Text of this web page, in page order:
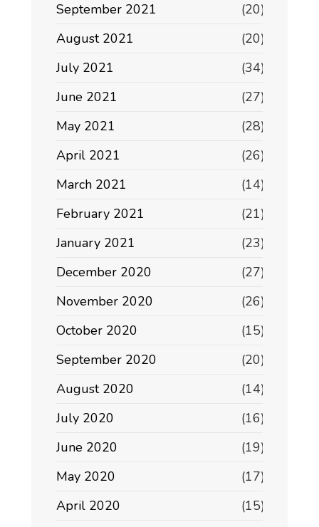
September 2021
(20)
August 2021
(20)
July 2021
(34)
June 2021
(27)
May 2021
(28)
April 2021
(26)
March 2021
(14)
February 2021
(21)
January 2021
(23)
December 2020
(27)
November 2020
(26)
October 2020
(15)
September 2020
(20)
August 2020
(14)
July 2020
(16)
June 2020
(19)
May 2020
(17)
April 2020
(15)